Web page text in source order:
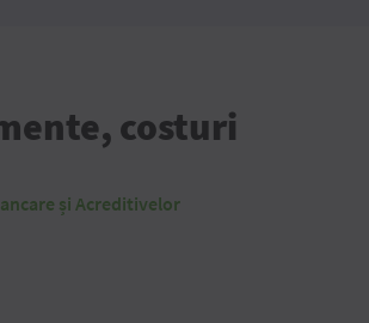
costuri
și Acreditivelor